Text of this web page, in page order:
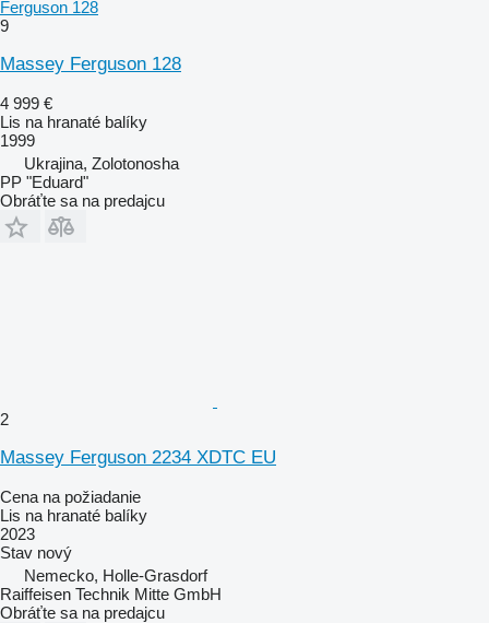
Ferguson 128
9
Massey Ferguson 128
4 999 €
Lis na hranaté balíky
1999
Ukrajina, Zolotonosha
PP "Eduard"
Obráťte sa na predajcu
2
Massey Ferguson 2234 XDTC EU
Cena na požiadanie
Lis na hranaté balíky
2023
Stav nový
Nemecko, Holle-Grasdorf
Raiffeisen Technik Mitte GmbH
Obráťte sa na predajcu